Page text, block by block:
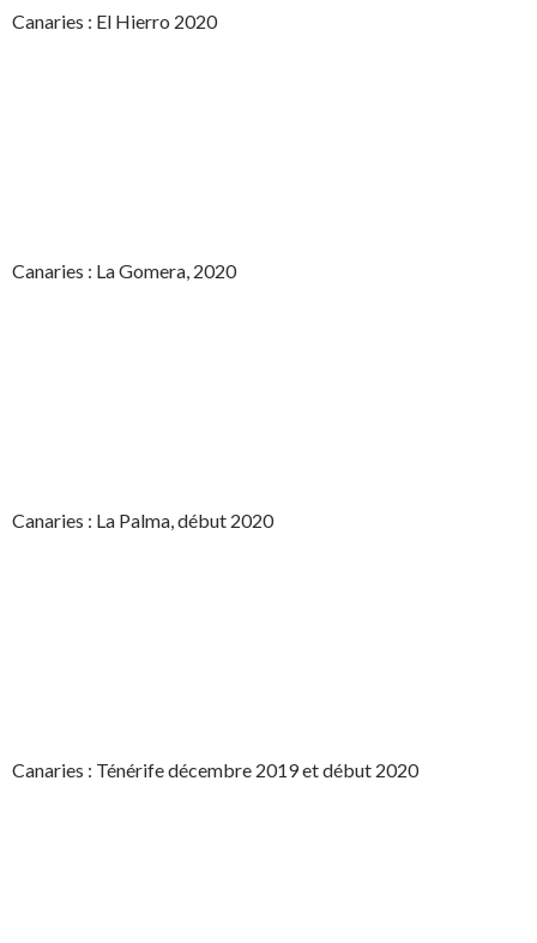
Canaries : El Hierro 2020
Canaries : La Gomera, 2020
Canaries : La Palma, début 2020
Canaries : Ténérife décembre 2019 et début 2020